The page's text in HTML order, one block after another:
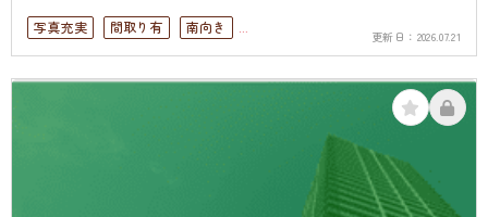
写真充実 間取り有
南向き
駅徒歩10分以内
高層階
南面バルコニー
上下水道完備
更新日： 2026.07.21